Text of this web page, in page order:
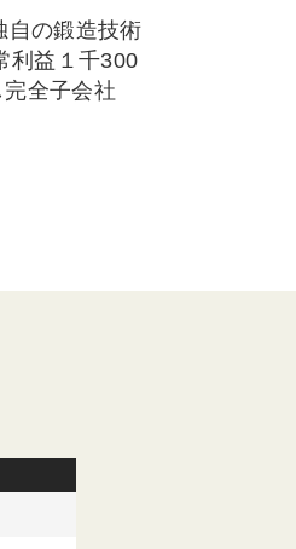
自の鍛造技術
利益１千300
全子会社